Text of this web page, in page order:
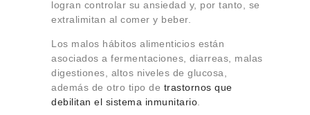
logran controlar su ansiedad y, por tanto, se
extralimitan al comer y beber.
Los malos hábitos alimenticios están
asociados a fermentaciones, diarreas, malas
digestiones, altos niveles de glucosa,
además de otro tipo de trastornos que
debilitan el sistema inmunitario